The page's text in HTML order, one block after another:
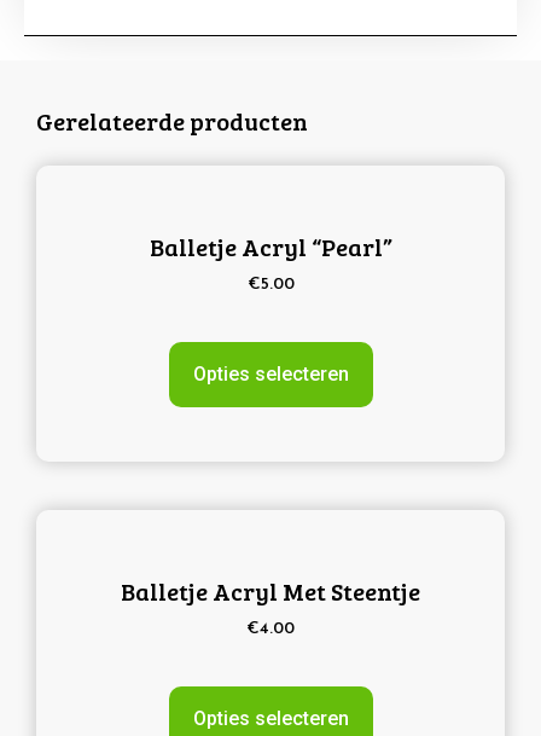
Gerelateerde producten
Balletje Acryl “Pearl”
€5.00
Opties selecteren
Balletje Acryl Met Steentje
€4.00
Opties selecteren